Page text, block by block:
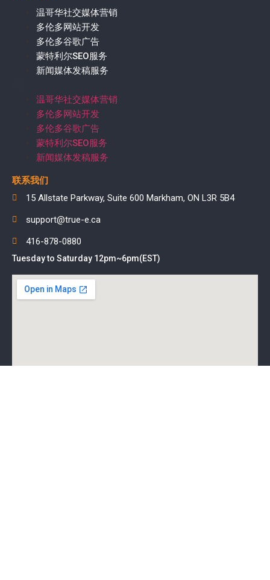
温哥华社交媒体营销
多伦多网站开发
多伦多谷歌广告
蒙特利尔SEO服务
新闻媒体发稿服务
温哥华社交媒体营销
多伦多网站开发
多伦多谷歌广告
蒙特利尔SEO服务
新闻媒体发稿服务
联系我们
15 Allstate Parkway, Suite 600 Markham, ON L3R 5B4
support@true-e.ca
416-878-0880
Tuesday to Saturday 12pm~6pm(EST)